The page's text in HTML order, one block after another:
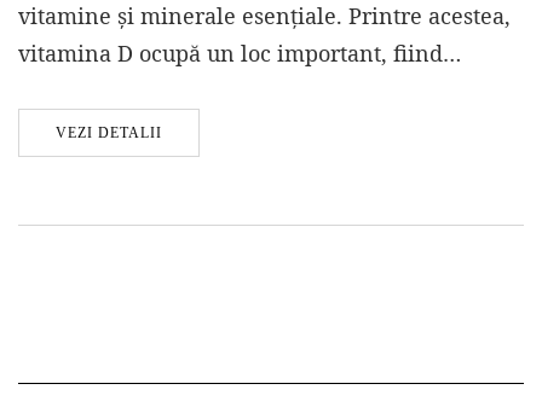
vitamine și minerale esențiale. Printre acestea,
vitamina D ocupă un loc important, fiind…
VEZI DETALII